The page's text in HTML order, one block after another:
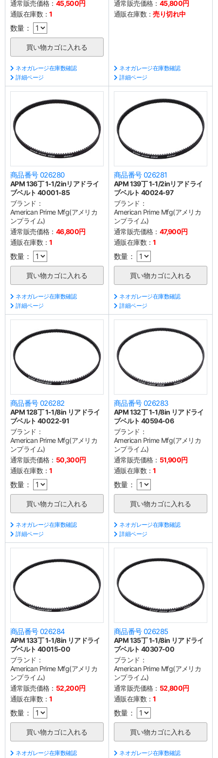
通常販売価格： 45,500円
通販在庫数：1
数量：
ネオガレージ在庫数確認
詳細ページ
通常販売価格： 45,800円
通販在庫数：売り切れ中
ネオガレージ在庫数確認
詳細ページ
商品番号 026280
APM 136丁 1-1/2inリアドライ
ブベルト 40001-85
ブランド：
American Prime Mfg(アメリカ
ンプライム)
通常販売価格： 46,800円
通販在庫数：1
数量：
ネオガレージ在庫数確認
詳細ページ
商品番号 026281
APM 139丁 1-1/2inリアドライ
ブベルト 40024-97
ブランド：
American Prime Mfg(アメリカ
ンプライム)
通常販売価格： 47,900円
通販在庫数：1
数量：
ネオガレージ在庫数確認
詳細ページ
商品番号 026282
APM 128丁 1-1/8in リアドライ
ブベルト 40022-91
ブランド：
American Prime Mfg(アメリカ
ンプライム)
通常販売価格： 50,300円
通販在庫数：1
数量：
ネオガレージ在庫数確認
詳細ページ
商品番号 026283
APM 132丁 1-1/8in リアドライ
ブベルト 40594-06
ブランド：
American Prime Mfg(アメリカ
ンプライム)
通常販売価格： 51,900円
通販在庫数：1
数量：
ネオガレージ在庫数確認
詳細ページ
商品番号 026284
APM 133丁 1-1/8in リアドライ
ブベルト 40015-00
ブランド：
American Prime Mfg(アメリカ
ンプライム)
通常販売価格： 52,200円
通販在庫数：1
数量：
ネオガレージ在庫数確認
商品番号 026285
APM 135丁 1-1/8in リアドライ
ブベルト 40307-00
ブランド：
American Prime Mfg(アメリカ
ンプライム)
通常販売価格： 52,800円
通販在庫数：1
数量：
ネオガレージ在庫数確認